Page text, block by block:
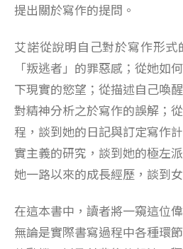
提出關於寫作的提問。
艾諾從說明自己對於寫作形
「叛逃者」的罪惡感；從她如
下現實的慾望；從描述自己喚
對精神分析之於寫作的誤解；
程，談到她的日記與訂定寫作
實主義的研究，談到她的極左
她一路以來的成長經歷，談到
在這本書中，讀者將一窺這位
無論是實際書寫過程中各種環